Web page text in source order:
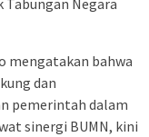
mengatakan bahwa
dan
pemerintah dalam
sinergi BUMN, kini